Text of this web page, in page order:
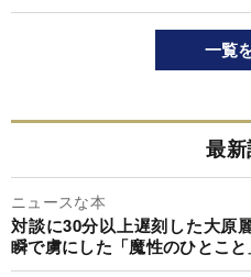
一覧
最
ニュースな本
対談に30分以上遅刻した大原
瞬で虜にした「魔性のひとこと